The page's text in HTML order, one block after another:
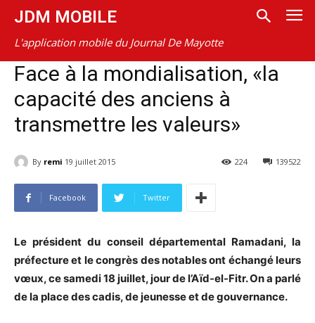
JDM MOBILE
L'application mobile du Journal De Mayotte
Face à la mondialisation, «la
capacité des anciens à
transmettre les valeurs»
By remi 19 juillet 2015 139522
224
Facebook Twitter
Le président du conseil départemental Ramadani, la
préfecture et le congrès des notables ont échangé leurs
vœux, ce samedi 18 juillet, jour de l’Aïd-el-Fitr. On a parlé
de la place des cadis, de jeunesse et de gouvernance.